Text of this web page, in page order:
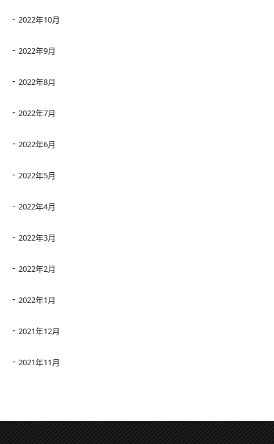
2022年10月
2022年9月
2022年8月
2022年7月
2022年6月
2022年5月
2022年4月
2022年3月
2022年2月
2022年1月
2021年12月
2021年11月